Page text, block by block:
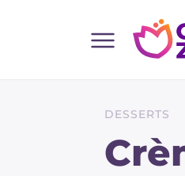
Toutes les recettesDESSERTS